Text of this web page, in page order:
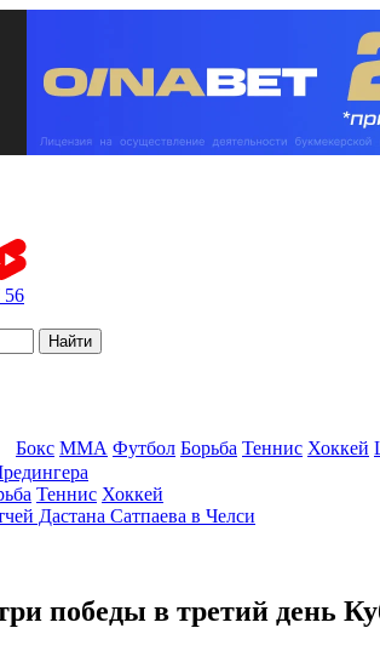
56
Найти
Бокс ММА Футбол Борьба Теннис Хоккей
Теннис Хоккей
Дастана Сатпаева в Челси
победы в третий день